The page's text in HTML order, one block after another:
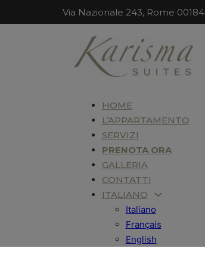
Via Nazionale 243, Rome 00184
HOME
L’APPARTAMENTO
SERVIZI
PRENOTA ORA
GALLERIA
CONTATTI
ITALIANO
Italiano
Français
English